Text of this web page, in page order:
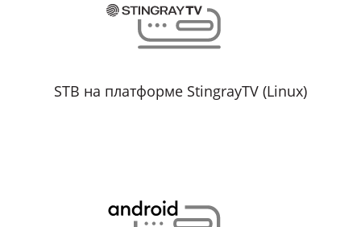
STB на платформе StingrayTV (Linux)